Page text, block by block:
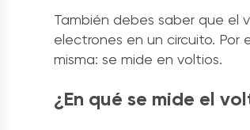
También debes saber que el
electrones en un circuito.
misma: se mide en voltios.
¿En qué se mide el